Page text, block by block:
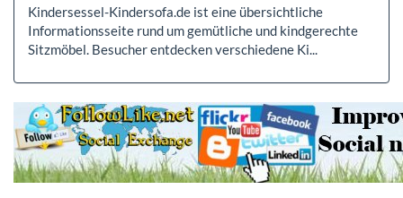
Kindersessel-Kindersofa.de ist eine übersichtliche
Informationsseite rund um gemütliche und kindgerechte
Sitzmöbel. Besucher entdecken verschiedene Ki...